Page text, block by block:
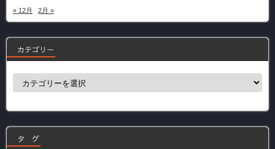
« 12月 2月 »
カテゴリー
ー
タ グ